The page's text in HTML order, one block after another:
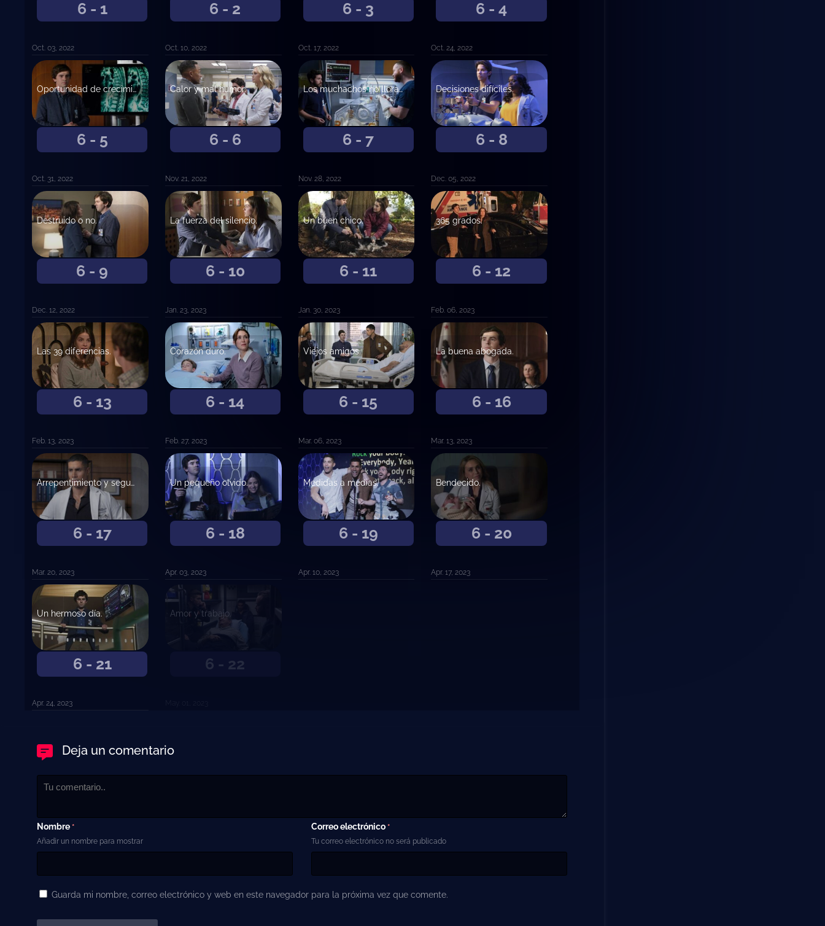
6 - 1
Oct. 03, 2022
6 - 2
Oct. 10, 2022
6 - 3
Oct. 17, 2022
6 - 4
Oct. 24, 2022
6 - 5
Oportunidad de crecimiento.
Oct. 31, 2022
6 - 6
Calor y mal humor.
Nov. 21, 2022
6 - 7
Los muchachos no lloran. De la A a la F.
Nov. 28, 2022
6 - 8
Decisiones difíciles.
Dec. 05, 2022
6 - 9
Destruido o no.
Dec. 12, 2022
6 - 10
La fuerza del silencio.
Jan. 23, 2023
6 - 11
Un buen chico.
Jan. 30, 2023
6 - 12
365 grados.
Feb. 06, 2023
6 - 13
Las 39 diferencias.
Feb. 13, 2023
6 - 14
Corazón duro.
Feb. 27, 2023
6 - 15
Viejos amigos.
Mar. 06, 2023
6 - 16
La buena abogada.
Mar. 13, 2023
6 - 17
Arrepentimiento y segunda oportunidad.
Mar. 20, 2023
6 - 18
Un pequeño olvido.
Apr. 03, 2023
6 - 19
Medidas a medias.
Apr. 10, 2023
6 - 20
Bendecido.
Apr. 17, 2023
6 - 21
Un hermoso día.
Apr. 24, 2023
6 - 22
Amor y trabajo.
Deja un comentario
Nombre *
Añadir un nombre para mostrar
Correo electrónico *
Tu correo electrónico no será publicado
Guarda mi nombre, correo electrónico y web en este navegador para la próxima vez que comente.